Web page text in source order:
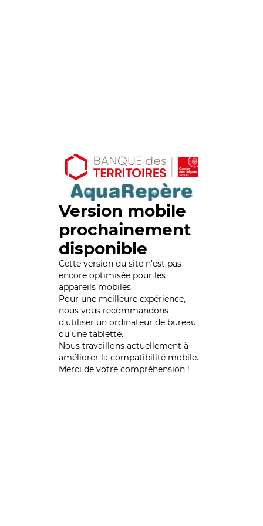
Version mobile
prochainement
disponible
Cette version du site n’est pas
encore optimisée pour les
appareils mobiles.
Pour une meilleure expérience,
nous vous recommandons
d'utiliser un ordinateur de bureau
ou une tablette.
Nous travaillons actuellement à
améliorer la compatibilité mobile.
Merci de votre compréhension !